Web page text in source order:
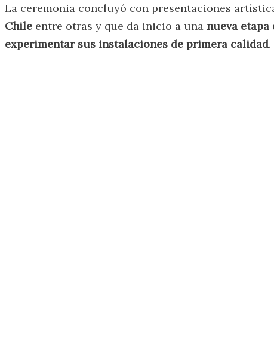
La ceremonia concluyó con presentaciones
Chile entre otras y que da inicio a una nueva
experimentar sus instalaciones de primera calidad.